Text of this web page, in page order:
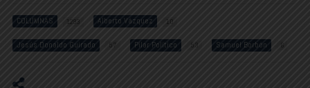
COLUMNAS 1293 Alberto Vázquez 10
Jesús Donaldo Guirado 57 Pilar Político 53 Samuel Borbón 6